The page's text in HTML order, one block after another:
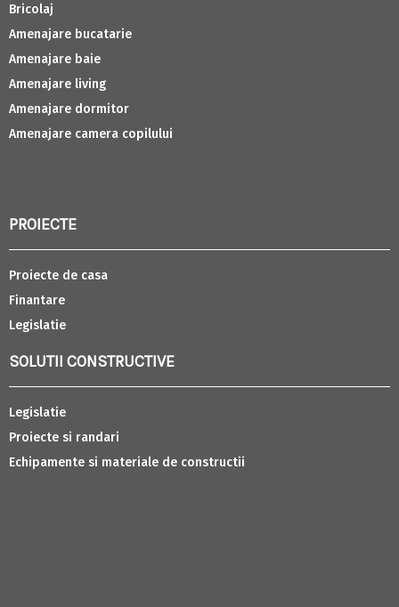
Bricolaj
Amenajare bucatarie
Amenajare baie
Amenajare living
Amenajare dormitor
Amenajare camera copilului
PROIECTE
Proiecte de casa
Finantare
Legislatie
SOLUTII CONSTRUCTIVE
Legislatie
Proiecte si randari
Echipamente si materiale de constructii